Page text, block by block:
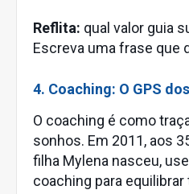
Reflita: qual valor guia
Escreva uma frase que
4. Coaching: O GPS
O coaching é como
sonhos. Em 2011, aos
filha Mylena nasceu,
coaching para equilibrar